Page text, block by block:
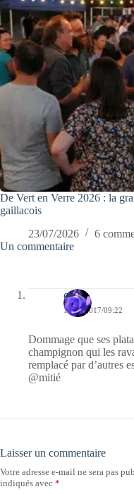
De Vert en Verre 2026 : la
gaillacois
23/07/2026
6
Un commentaire
covix
12/06/2017/09:22
Dommage que ses
champignon qui les
remplacé par d’autres
@mitié
Laisser un commentaire
Votre adresse e-mail ne sera pas
indiqués avec *